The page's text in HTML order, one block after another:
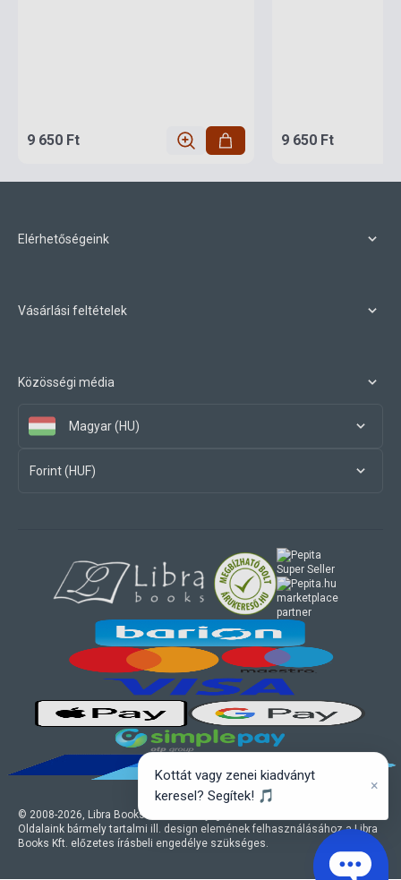
9 650 Ft 9 650 Ft
Elérhetőségeink
Vásárlási feltételek
Közösségi média
Magyar (HU)
Forint (HUF)
© 2008-2026 , Libra Books Kft. Minden jog fenntartva.
Oldalaink bármely tartalmi ill. design elemének felhasználásához a Libra
Books Kft. előzetes írásbeli engedélye szükséges.
marketplace
partner
Kottát vagy zenei kiadványt
keresel? Segítek! 🎵
×